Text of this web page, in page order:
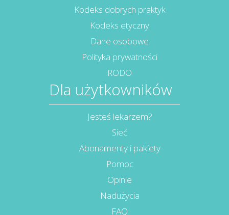
Kodeks dobrych praktyk
Kodeks etyczny
Dane osobowe
Polityka prywatności
RODO
Dla użytkowników
Jesteś lekarzem?
Sieć
Abonamenty i pakiety
Pomoc
Opinie
Nadużycia
FAQ